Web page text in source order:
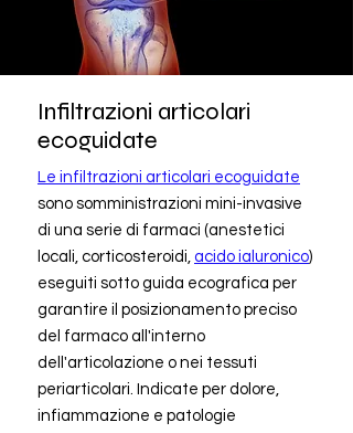
Infiltrazioni articolari
ecoguidate
Le infiltrazioni articolari ecoguidate
sono somministrazioni mini-invasive
di una serie di farmaci (anestetici
locali, corticosteroidi, acido ialuronico)
eseguiti sotto guida ecografica per
garantire il posizionamento preciso
del farmaco all'interno
dell'articolazione o nei tessuti
periarticolari. Indicate per dolore,
infiammazione e patologie